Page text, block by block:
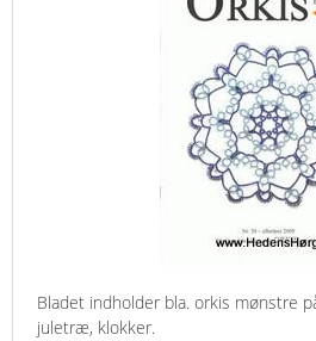
Bladet indholder bla. orkis mønstre
juletræ, klokker.